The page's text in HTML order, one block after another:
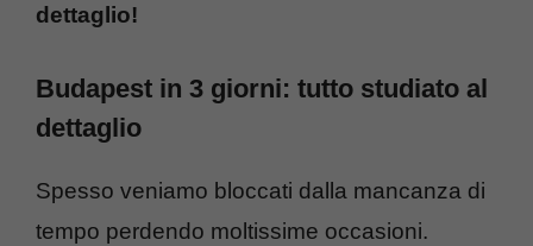
dettaglio!
Budapest in 3 giorni: tutto studiato al
dettaglio
Spesso veniamo bloccati dalla mancanza di
tempo perdendo moltissime occasioni.